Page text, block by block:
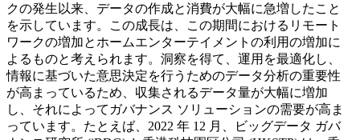
クの発生以来、データの作成と消費が大幅に急増したこと
を示しています。この成長は、この期間におけるリモート
ワークの増加とホームエンターテイメントの利用の増加に
よるものと考えられます。洞察を得て、運用を最適化し、
情報に基づいた意思決定を行うためのデータ分析の重要性
が高まっているため、収集されるデータ量が大幅に増加
し、それによってガバナンス ソリューションの需要が高ま
っています。たとえば、2022 年 12 月、ビッグデータ ガバ